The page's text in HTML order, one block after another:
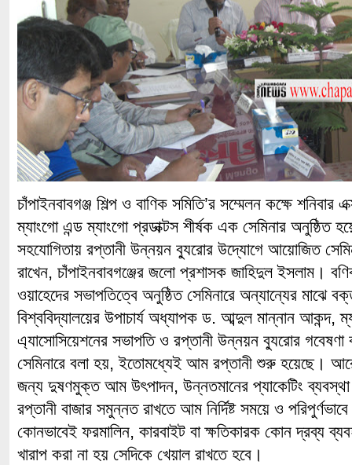
চাঁপাইনবাবগঞ্জ শিল্প ও বাণিক সমিতি’র সম্মেলন কক্ষে শনিবার
ম্যাংগো এন্ড ম্যাংগো প্রডাক্টস শীর্ষক এক সেমিনার অনুষ্ঠিত
সহযোগিতায় রপ্তানী উন্নয়ন ব্যুরোর উদ্যোগে আয়োজিত
রাখেন, চাঁপাইনবাবগঞ্জের জলো প্রশাসক জাহিদুল ইসলাম।
ওয়াহেদের সভাপতিত্বে অনুষ্ঠিত সেমিনারে অন্যান্যের মাঝে
বিশ্ববিদ্যালয়ের উপাচার্য অধ্যাপক ড. আব্দুল মান্নান আকন্দ,
এ্যাসোসিয়েশনের সভাপতি ও রপ্তানী উন্নয়ন ব্যুরোর গবেষণা
সেমিনারে বলা হয়, ইতোমধ্যেই আম রপ্তানী শুরু হয়েছে।
জন্য দুষণমুক্ত আম উৎপাদন, উন্নতমানের প্যাকেটিং
রপ্তানী বাজার সমুন্নত রাখতে আম নির্দিষ্ট সময়ে ও
কোনভাবেই ফরমালিন, কারবাইট বা ক্ষতিকারক কোন দ্রব্য
খারাপ করা না হয় সেদিকে খেয়াল রাখতে হবে।